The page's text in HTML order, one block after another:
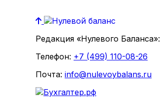
Редакция «Нулевого Баланса»:
Телефон: +7 (499) 110-08-26
Почта: info@nulevoybalans.ru